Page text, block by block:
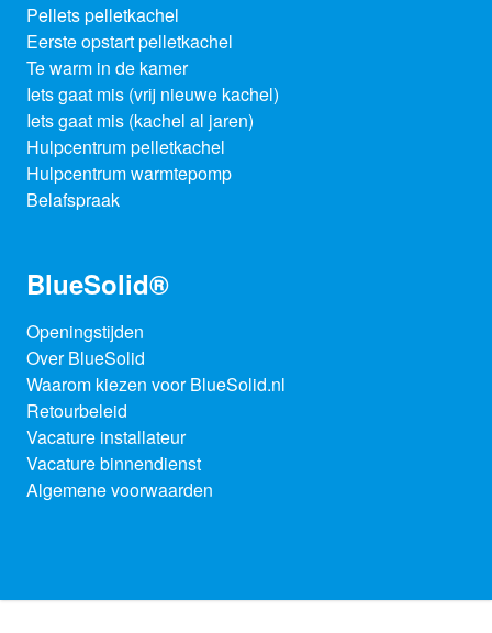
Pellets pelletkachel
Eerste opstart pelletkachel
Te warm in de kamer
Iets gaat mis (vrij nieuwe kachel)
Iets gaat mis (kachel al jaren)
Hulpcentrum pelletkachel
Hulpcentrum warmtepomp
Belafspraak
BlueSolid®
Openingstijden
Over BlueSolid
Waarom kiezen voor BlueSolid.nl
Retourbeleid
Vacature installateur
Vacature binnendienst
Algemene voorwaarden